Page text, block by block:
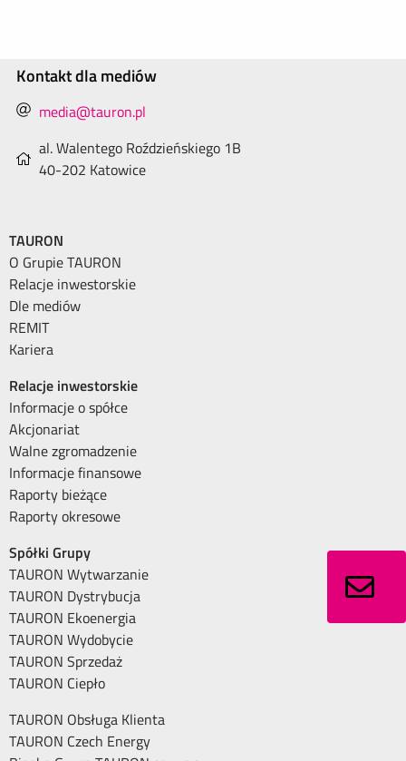
Kontakt dla mediów
media@tauron.pl
al. Walentego Roździeńskiego 1B
40-202 Katowice
TAURON
O Grupie TAURON
Relacje inwestorskie
Dle mediów
REMIT
Kariera
Relacje inwestorskie
Informacje o spółce
Akcjonariat
Walne zgromadzenie
Informacje finansowe
Raporty bieżące
Raporty okresowe
Spółki Grupy
TAURON Wytwarzanie
TAURON Dystrybucja
TAURON Ekoenergia
TAURON Wydobycie
TAURON Sprzedaż
TAURON Ciepło
TAURON Obsługa Klienta
TAURON Czech Energy